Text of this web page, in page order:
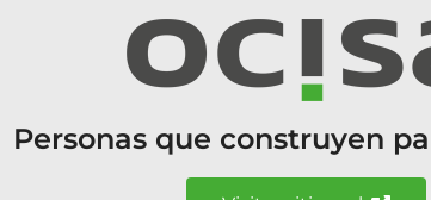
Personas que construyen